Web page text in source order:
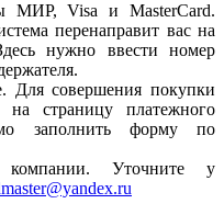
МИР, Visa и MasterCard.
перенаправит вас на
нужно ввести номер
Для совершения покупки
на страницу платежного
заполнить форму по
Уточните у